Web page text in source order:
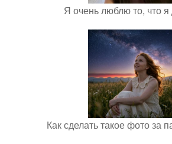
Я очень люблю то, что
Как сделать такое фото за